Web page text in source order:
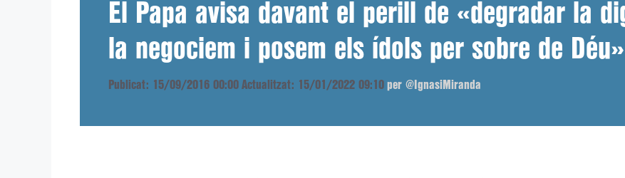
El Papa avisa davant el perill de «degradar la
la negociem i posem els ídols per sobre de Déu»
Publicat: 15/09/2016 00:00 Actualitzat: 15/01/2022 09:10 per @IgnasiMiranda